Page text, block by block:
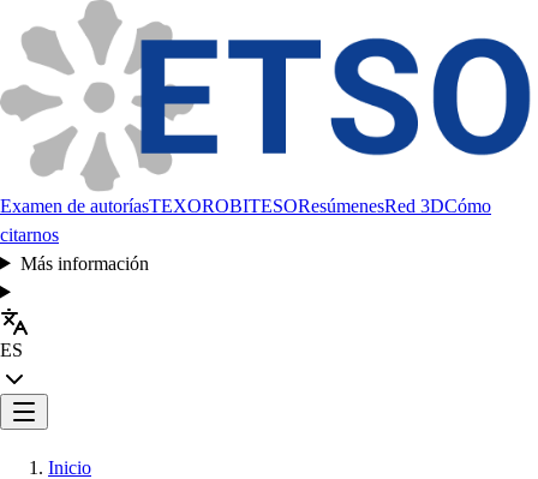
Examen de autoríasTEXOROBITESOResúmenesRed 3DCómo
citarnos
Más información
ES
Inicio